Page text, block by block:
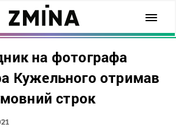
на фотографа
Кужельного отримав
строк